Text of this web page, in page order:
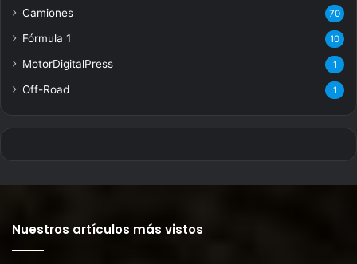
Camiones 70
Fórmula 1 10
MotorDigitalPress 1
Off-Road 1
Nuestros artículos más vistos